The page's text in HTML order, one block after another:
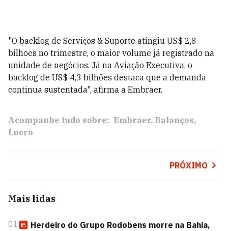
"O backlog de Serviços & Suporte atingiu US$ 2,8
bilhões no trimestre, o maior volume já registrado na
unidade de negócios. Já na Aviação Executiva, o
backlog de US$ 4,3 bilhões destaca que a demanda
continua sustentada", afirma a Embraer.
Acompanhe tudo sobre: Embraer Balanços
Lucro
PRÓXIMO
Mais lidas
01
Herdeiro do Grupo Rodobens morre na Bahia,